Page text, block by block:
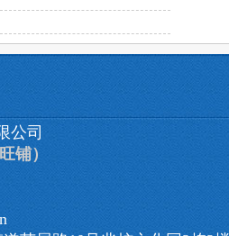
公司
铺）